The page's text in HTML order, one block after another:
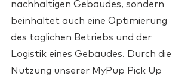
nachhaltigen Gebäudes, sondern
beinhaltet auch eine Optimierung
des täglichen Betriebs und der
Logistik eines Gebäudes. Durch die
Nutzung unserer MyPup Pick Up